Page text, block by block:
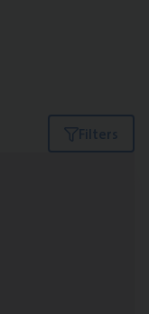
Filters